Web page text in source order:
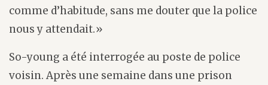
comme d’habitude, sans me douter que la police
nous y attendait.»
So-young a été interrogée au poste de police
voisin. Après une semaine dans une prison